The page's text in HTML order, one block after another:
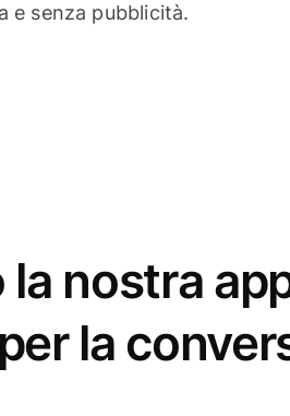
e senza pubblicità.
nostra
la